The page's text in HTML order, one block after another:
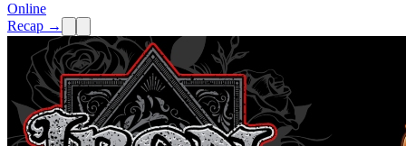
Online
Recap →